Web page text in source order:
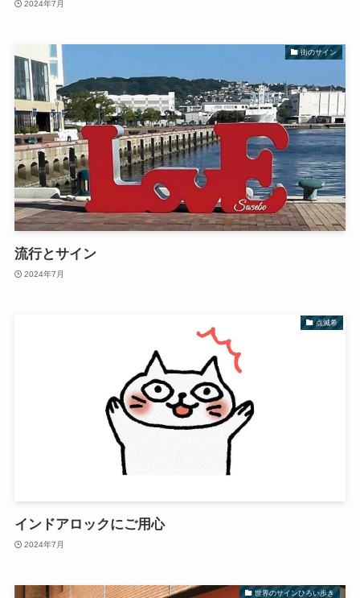
2024年7月
街のサイン
流行とサイン
2024年7月
点滅希
インドアロックにご用心
2024年7月
世界のサインひろい歩き